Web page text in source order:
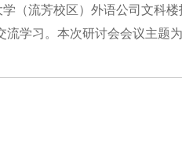
（流芳校区）外语公司文科楼
学习。本次研讨会会议主题